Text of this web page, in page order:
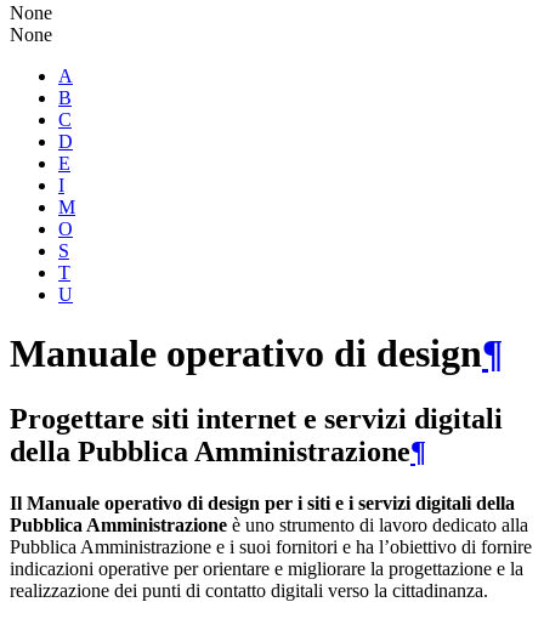
None
None
A
B
C
D
E
I
M
O
S
T
U
Manuale operativo di design¶
Progettare siti internet e servizi digitali
della Pubblica Amministrazione¶
Il Manuale operativo di design per i siti e i servizi digitali della
Pubblica Amministrazione è uno strumento di lavoro dedicato alla
Pubblica Amministrazione e i suoi fornitori e ha l’obiettivo di fornire
indicazioni operative per orientare e migliorare la progettazione e la
realizzazione dei punti di contatto digitali verso la cittadinanza.